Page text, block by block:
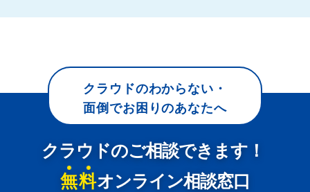
クラウドのわからない・
面倒でお困りのあなたへ
クラウドのご相談できます！
無料オンライン相談窓口